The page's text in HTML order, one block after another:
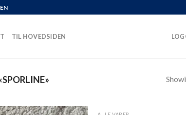
TIL HOVEDSIDEN